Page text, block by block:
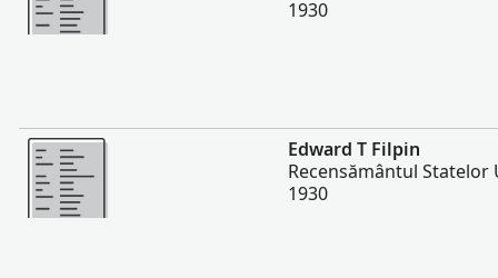
1930
Mai multe
Edward T Filpin
Recensământul Statelor
1930